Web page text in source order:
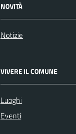
NOVITÀ
Notizie
VIVERE IL COMUNE
Luoghi
Eventi